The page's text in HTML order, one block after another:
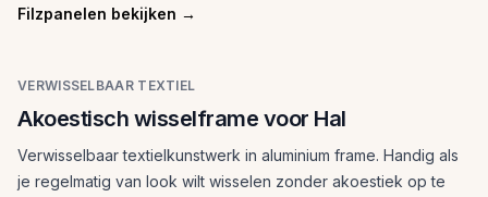
Filzpanelen bekijken →
VERWISSELBAAR TEXTIEL
Akoestisch wisselframe voor Hal
Verwisselbaar textielkunstwerk in aluminium frame. Handig als
je regelmatig van look wilt wisselen zonder akoestiek op te